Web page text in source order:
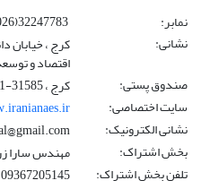
نمابر:
نشانی:
کرج ، خیابان
اقتصاد و
صندوق پستی:
کرج ، 31585-77871
سایت اختصاصی:
نشانی الکترونیک:
بخش اشتراک:
مهندس سارا
تلفن بخش اشتراک:
09367205145